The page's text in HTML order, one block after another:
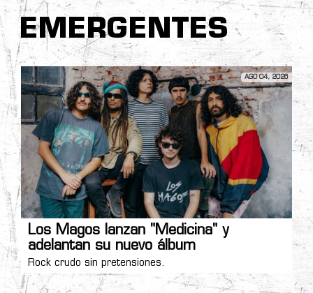
EMERGENTES
AGO 04, 2026
Los Magos lanzan "Medicina" y
adelantan su nuevo álbum
Rock crudo sin pretensiones.